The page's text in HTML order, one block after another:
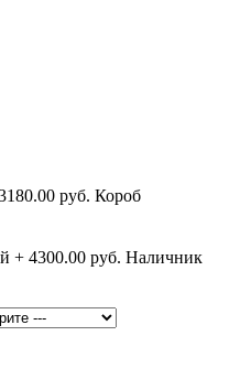
Короб
Наличник